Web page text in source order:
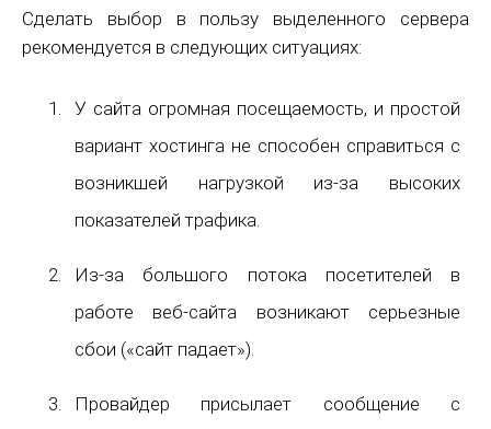
Сделать выбор в пользу выделенного сервера
рекомендуется в следующих ситуациях:
У сайта огромная посещаемость, и простой
вариант хостинга не способен справиться с
возникшей нагрузкой из-за высоких
показателей трафика.
Из-за большого потока посетителей в
работе веб-сайта возникают серьезные
сбои («сайт падает»).
Провайдер присылает сообщение с